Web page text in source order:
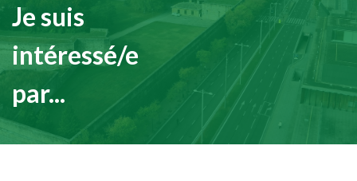
Je suis
intéressé/e
par...